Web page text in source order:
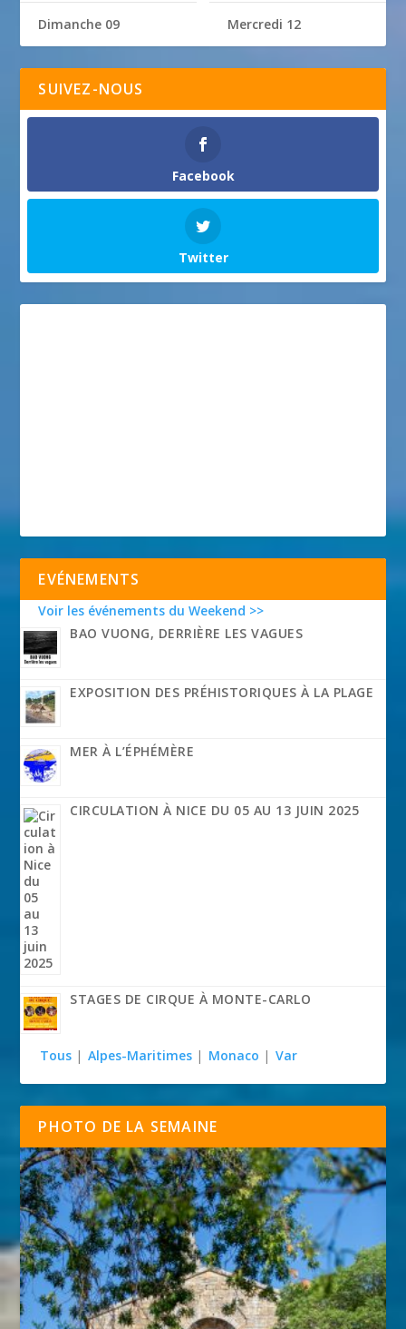
Dimanche 09 Mercredi 12
SUIVEZ-NOUS
Facebook
Twitter
EVÉNEMENTS
Voir les événements du Weekend >>
BAO VUONG, DERRIÈRE LES VAGUES
EXPOSITION DES PRÉHISTORIQUES À LA PLAGE
MER À L’ÉPHÉMÈRE
CIRCULATION À NICE DU 05 AU 13 JUIN 2025
STAGES DE CIRQUE À MONTE-CARLO
Tous | Alpes-Maritimes | Monaco | Var
PHOTO DE LA SEMAINE